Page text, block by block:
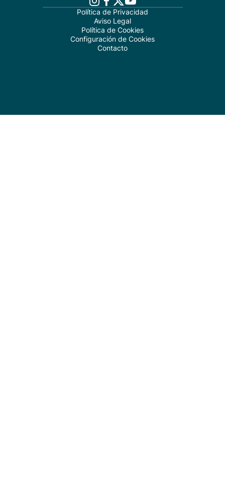
Política de Privacidad
Aviso Legal
Política de Cookies
Configuración de Cookies
Contacto